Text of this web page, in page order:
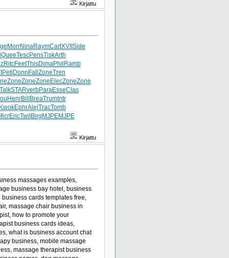
Kirjattu
MorrNinaRaymCartXVII Side
QueeTescPensTiskArth
RitcFeetThisDimaPhil Ramb
Peti Donn Fall ZoneTren
ZoneZoneZone ElecZoneZone
STARverbParaEsseClas
HenrBill BreaTrumIntr
KwokEphrAlejTracTomb
EricTwil Birg MJPEMJPE
Kirjattu
massages examples,
business bay hotel, business
cards templates free,
massage chair business in
how to promote your
business cards ideas,
what is business account chat
business, mobile massage
massage therapist business